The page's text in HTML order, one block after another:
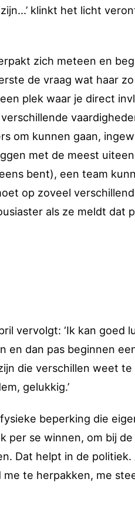
klinkt het licht
zich meteen en
de vraag wat haar
plek waar je direct
om kunnen gaan,
met de meest
bent), een team
op zoveel
als ze meldt dat
vervolgt: ‘Ik kan goed
en dan pas beginnen
die verschillen weet
gelukkig.’
beperking die
per se winnen, om bij
Dat helpt in de
te herpakken, me